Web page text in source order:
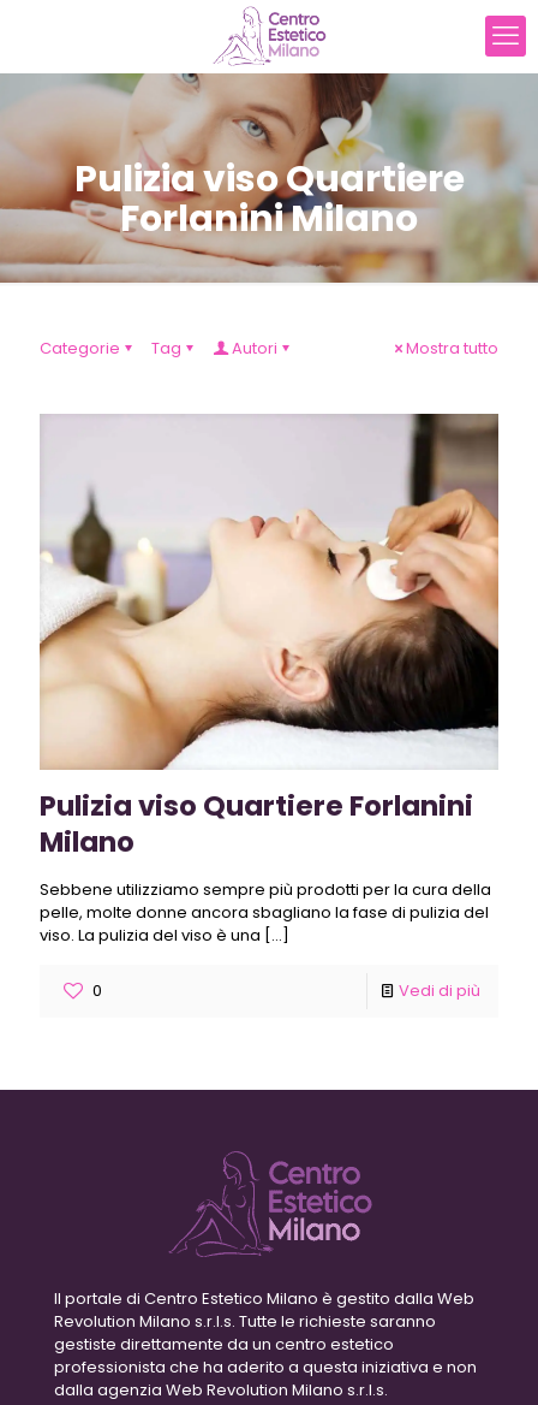
Pulizia viso Quartiere
Forlanini Milano
Categorie Tag Autori Mostra tutto
Pulizia viso Quartiere Forlanini
Milano
Sebbene utilizziamo sempre più prodotti per la cura della
pelle, molte donne ancora sbagliano la fase di pulizia del
viso. La pulizia del viso è una […]
0 Vedi di più
Il portale di Centro Estetico Milano è gestito dalla Web
Revolution Milano s.r.l.s. Tutte le richieste saranno
gestiste direttamente da un centro estetico
professionista che ha aderito a questa iniziativa e non
dalla agenzia Web Revolution Milano s.r.l.s.